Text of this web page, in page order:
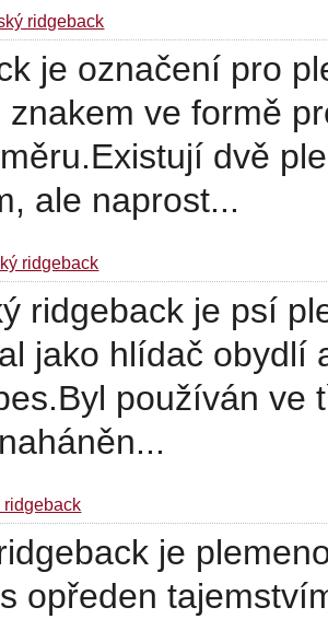
ridgeback
je označení pro
znakem ve formě
dvě
ale naprost...
ridgeback
ridgeback je psí
jako hlídač obydlí
používán ve
ridgeback
je
opředen